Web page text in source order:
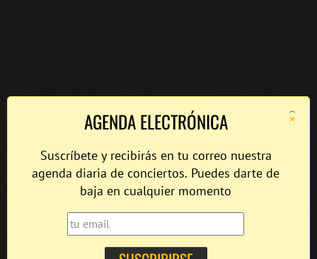
×
AGENDA ELECTRÓNICA
Suscríbete y recibirás en tu correo nuestra
agenda diaria de conciertos. Puedes darte de
baja en cualquier momento